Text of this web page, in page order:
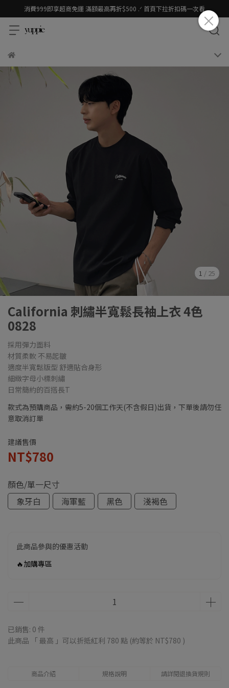
消費999即享超商免運 滿額最高再折$500 .ᐟ 首頁下拉折扣碼一次看
1 / 25
California 刺繡半寬鬆長袖上衣 4色
0828
採用彈力面料
材質柔軟 不易起皺
適度半寬鬆版型 舒適貼合身形
細緻字母小標刺繡
日常簡約的百搭長T
款式為預購商品，需約5-20個工作天(不含假日)出貨，下單後請勿任
意取消訂單
建議售價
NT$780
顏色/單一尺寸
象牙白
海軍藍 黑色 淺褐色
此商品參與的優惠活動
🔥加購專區
已銷售: 0 件
此商品 「 最高 」可以折抵紅利 780 點 (約等於 NT$780 )
商品介紹 規格說明 請詳閱退換貨規則